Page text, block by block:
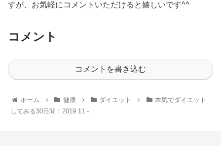
すが、お気軽にコメントいただけると嬉しいです^^
コメント
コメントを書き込む
ホーム 健康 ダイエット
本気でダイエット
してみる30日間！2019.11 -